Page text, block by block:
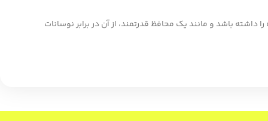
باشد و مانند یک محافظ قدرتمند، از آن در برابر نوسانات